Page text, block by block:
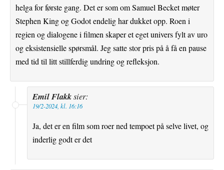
helga for første gang. Det er som om Samuel Becket møter
Stephen King og Godot endelig har dukket opp. Roen i
regien og dialogene i filmen skaper et eget univers fylt av uro
og eksistensielle spørsmål. Jeg satte stor pris på å få en pause
med tid til litt stillferdig undring og refleksjon.
Emil Flakksier:
19/2-2024, kl. 16:16
Ja, det er en film som roer ned tempoet på selve livet, og
inderlig godt er det